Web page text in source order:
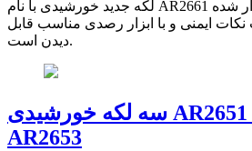
لکه جدید خورشیدی با نام AR2661 بر روی خورشد پدیدار شده
نکات ایمنی و با ابزار رصدی مناسب قابل
دیدن است.
سه لکه خورشیدی AR2651 و AR2652 و
AR2653